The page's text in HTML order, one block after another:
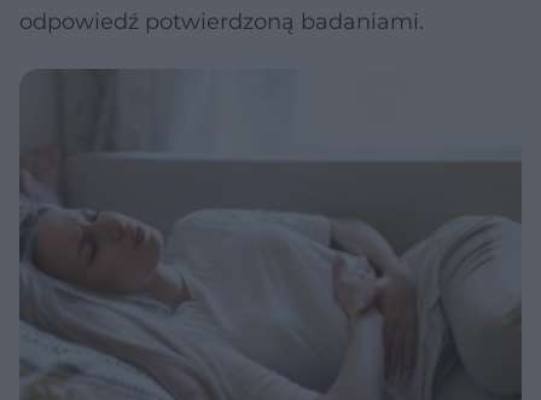
odpowiedź potwierdzoną badaniami.